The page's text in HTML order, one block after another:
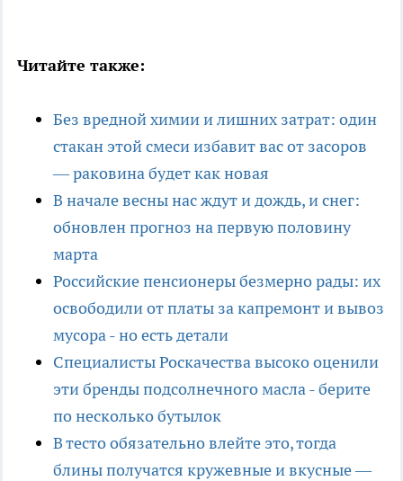
Читайте также:
Без вредной химии и лишних затрат: один
стакан этой смеси избавит вас от засоров
— раковина будет как новая
В начале весны нас ждут и дождь, и снег:
обновлен прогноз на первую половину
марта
Российские пенсионеры безмерно рады: их
освободили от платы за капремонт и вывоз
мусора - но есть детали
Специалисты Роскачества высоко оценили
эти бренды подсолнечного масла - берите
по несколько бутылок
В тесто обязательно влейте это, тогда
блины получатся кружевные и вкусные —